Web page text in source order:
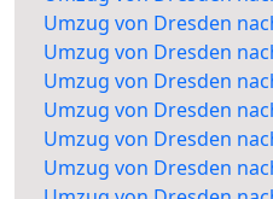
Umzug von Dresden
Umzug von Dresden
Umzug von Dresden
Umzug von Dresden
Umzug von Dresden
Umzug von Dresden